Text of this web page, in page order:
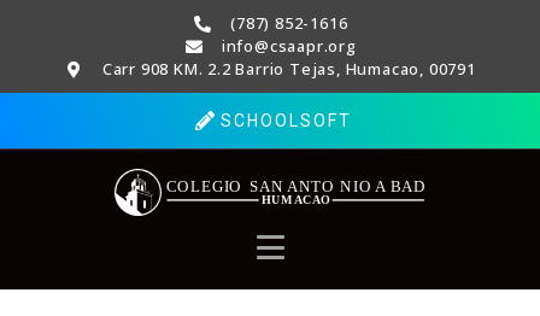
(787) 852-1616
info@csaapr.org
Carr 908 KM. 2.2 Barrio Tejas, Humacao, 00791
SCHOOLSOFT